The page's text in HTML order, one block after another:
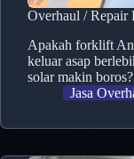
Overhaul / Repair
Apakah forklift
keluar asap
solar makin
Jasa